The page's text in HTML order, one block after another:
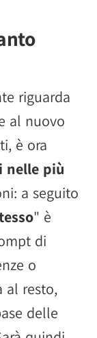
riguarda
al nuovo
è ora
nelle più
a seguito
" è
di
o
al resto,
delle